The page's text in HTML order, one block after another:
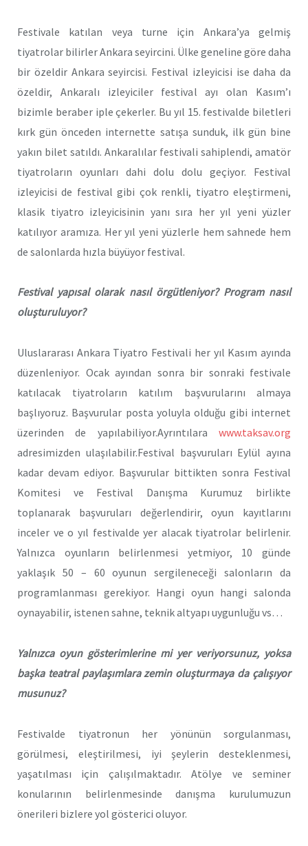
Festivale katılan veya turne için Ankara’ya gelmiş
tiyatrolar bilirler Ankara seyircini. Ülke geneline göre daha
bir özeldir Ankara seyircisi. Festival izleyicisi ise daha da
özeldir, Ankaralı izleyiciler festival ayı olan Kasım’ı
bizimle beraber iple çekerler. Bu yıl 15. festivalde biletleri
kırk gün önceden internette satışa sunduk, ilk gün bine
yakın bilet satıldı. Ankaralılar festivali sahiplendi, amatör
tiyatroların oyunları dahi dolu dolu geçiyor. Festival
izleyicisi de festival gibi çok renkli, tiyatro eleştirmeni,
klasik tiyatro izleyicisinin yanı sıra her yıl yeni yüzler
katılıyor aramıza. Her yıl yeni yüzlerle hem sahnede hem
de salonlarda hızla büyüyor festival.
Festival yapısal olarak nasıl örgütleniyor? Program nasıl
oluşturuluyor?
Uluslararası Ankara Tiyatro Festivali her yıl Kasım ayında
düzenleniyor. Ocak ayından sonra bir sonraki festivale
katılacak tiyatroların katılım başvurularını almaya
başlıyoruz. Başvurular posta yoluyla olduğu gibi internet
üzerinden de yapılabiliyor.Ayrıntılara www.taksav.org
adresimizden ulaşılabilir.Festival başvuruları Eylül ayına
kadar devam ediyor. Başvurular bittikten sonra Festival
Komitesi ve Festival Danışma Kurumuz birlikte
toplanarak başvuruları değerlendirir, oyun kayıtlarını
inceler ve o yıl festivalde yer alacak tiyatrolar belirlenir.
Yalnızca oyunların belirlenmesi yetmiyor, 10 günde
yaklaşık 50 – 60 oyunun sergileneceği salonların da
programlanması gerekiyor. Hangi oyun hangi salonda
oynayabilir, istenen sahne, teknik altyapı uygunluğu vs…
Yalnızca oyun gösterimlerine mi yer veriyorsunuz, yoksa
başka teatral paylaşımlara zemin oluşturmaya da çalışıyor
musunuz?
Festivalde tiyatronun her yönünün sorgulanması,
görülmesi, eleştirilmesi, iyi şeylerin desteklenmesi,
yaşatılması için çalışılmaktadır. Atölye ve seminer
konularının belirlenmesinde danışma kurulumuzun
önerileri bizlere yol gösterici oluyor.